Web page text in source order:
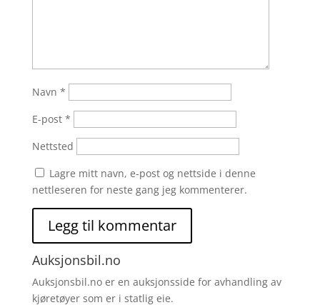
Navn *
E-post *
Nettsted
Lagre mitt navn, e-post og nettside i denne
nettleseren for neste gang jeg kommenterer.
Auksjonsbil.no
Auksjonsbil.no er en auksjonsside for avhandling av
kjøretøyer som er i statlig eie.